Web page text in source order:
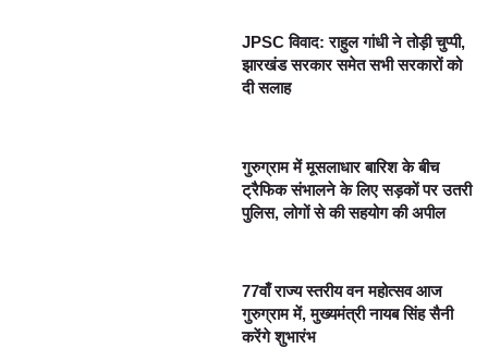
JPSC विवाद: राहुल गांधी ने तोड़ी चुप्पी,
झारखंड सरकार समेत सभी सरकारों को
दी सलाह
गुरुग्राम में मूसलाधार बारिश के बीच
ट्रैफिक संभालने के लिए सड़कों पर उतरी
पुलिस, लोगों से की सहयोग की अपील
77वाँ राज्य स्तरीय वन महोत्सव आज
गुरुग्राम में, मुख्यमंत्री नायब सिंह सैनी
करेंगे शुभारंभ